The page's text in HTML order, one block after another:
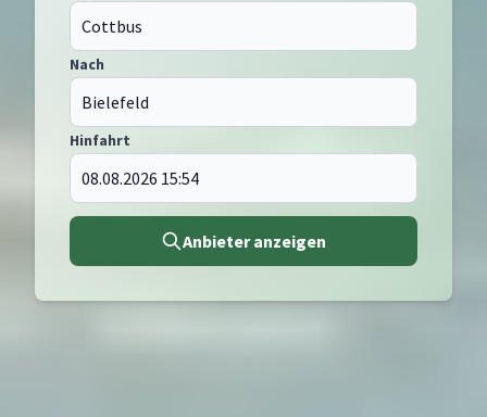
Nach
Hinfahrt
Anbieter anzeigen